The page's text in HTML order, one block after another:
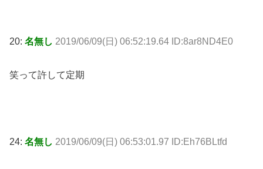
20: 名無し 2019/06/09(日) 06:52:19.64 ID:8ar8ND4E0
笑って許して定期
24: 名無し 2019/06/09(日) 06:53:01.97 ID:Eh76BLtfd